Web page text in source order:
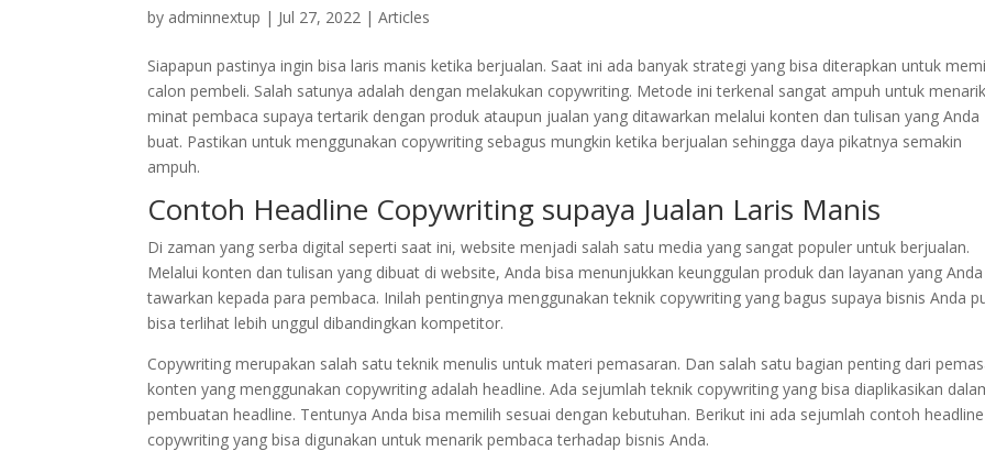
by adminnextup | Jul 27, 2022 |Articles
Siapapun pastinya ingin bisa laris manis ketika berjualan. Saat ini ada banyak strategi yang bisa diterapkan untuk
calon pembeli. Salah satunya adalah dengan melakukan copywriting. Metode ini terkenal sangat ampuh untuk
minat pembaca supaya tertarik dengan produk ataupun jualan yang ditawarkan melalui konten dan tulisan yang Anda
buat. Pastikan untuk menggunakan copywriting sebagus mungkin ketika berjualan sehingga daya pikatnya semakin
ampuh.
Contoh Headline Copywriting supaya Jualan Laris Manis
Di zaman yang serba digital seperti saat ini, website menjadi salah satu media yang sangat populer untuk berjualan.
Melalui konten dan tulisan yang dibuat di website, Anda bisa menunjukkan keunggulan produk dan layanan yang Anda
tawarkan kepada para pembaca. Inilah pentingnya menggunakan teknik copywriting yang bagus supaya bisnis Anda
bisa terlihat lebih unggul dibandingkan kompetitor.
Copywriting merupakan salah satu teknik menulis untuk materi pemasaran. Dan salah satu bagian penting dari
konten yang menggunakan copywriting adalah headline. Ada sejumlah teknik copywriting yang bisa diaplikasikan
pembuatan headline. Tentunya Anda bisa memilih sesuai dengan kebutuhan. Berikut ini ada sejumlah contoh headline
copywriting yang bisa digunakan untuk menarik pembaca terhadap bisnis Anda.